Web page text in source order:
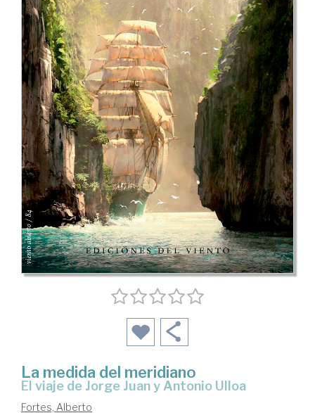
La medida del meridiano
El viaje de Jorge Juan y Antonio Ulloa
Fortes, Alberto